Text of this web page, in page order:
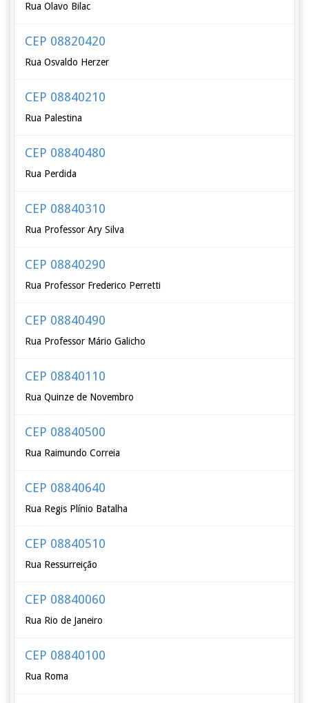
Rua Olavo Bilac
CEP 08820420
Rua Osvaldo Herzer
CEP 08840210
Rua Palestina
CEP 08840480
Rua Perdida
CEP 08840310
Rua Professor Ary Silva
CEP 08840290
Rua Professor Frederico Perretti
CEP 08840490
Rua Professor Mário Galicho
CEP 08840110
Rua Quinze de Novembro
CEP 08840500
Rua Raimundo Correia
CEP 08840640
Rua Regis Plínio Batalha
CEP 08840510
Rua Ressurreição
CEP 08840060
Rua Rio de Janeiro
CEP 08840100
Rua Roma